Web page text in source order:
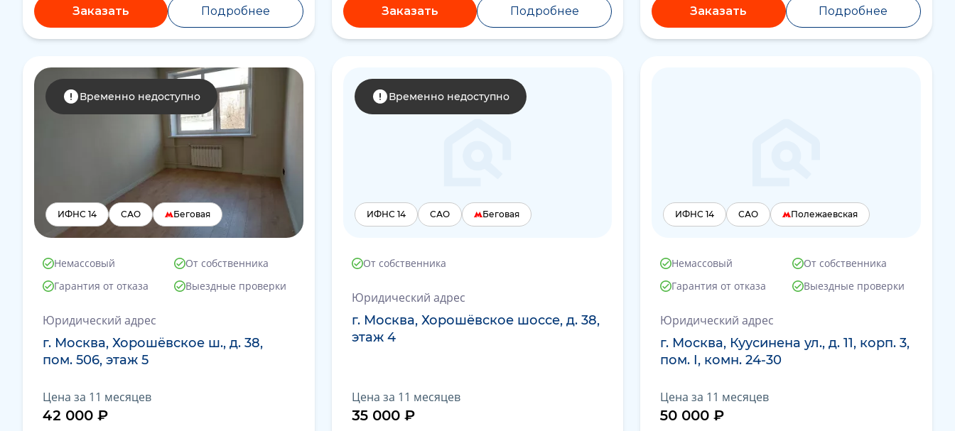
Заказать Подробнее Заказать Подробнее Заказать Подробнее
ИФНС 14 САО Беговая
Временно недоступно
Немассовый
От собственника
Гарантия от отказа
Выездные проверки
Юридический адрес
г. Москва, Хорошёвское ш., д. 38,
пом. 506, этаж 5
Цена за 11 месяцев
42 000 ₽
ИФНС 14 САО Беговая
Временно недоступно
От собственника
Юридический адрес
г. Москва, Хорошёвское шоссе, д. 38,
этаж 4
Цена за 11 месяцев
35 000 ₽
ИФНС 14 САО Полежаевская
Немассовый
От собственника
Гарантия от отказа
Выездные проверки
Юридический адрес
г. Москва, Куусинена ул., д. 11, корп. 3,
пом. I, комн. 24-30
Цена за 11 месяцев
50 000 ₽